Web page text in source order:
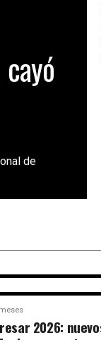
de
2026: